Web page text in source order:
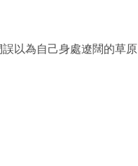
以為自己身處遼闊的草原